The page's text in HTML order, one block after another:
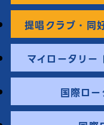
提唱クラブ・同
マイロータリー
国際ロ